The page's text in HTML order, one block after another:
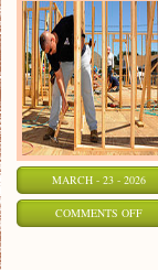
MARCH - 23 - 2026
COMMENTS OFFON